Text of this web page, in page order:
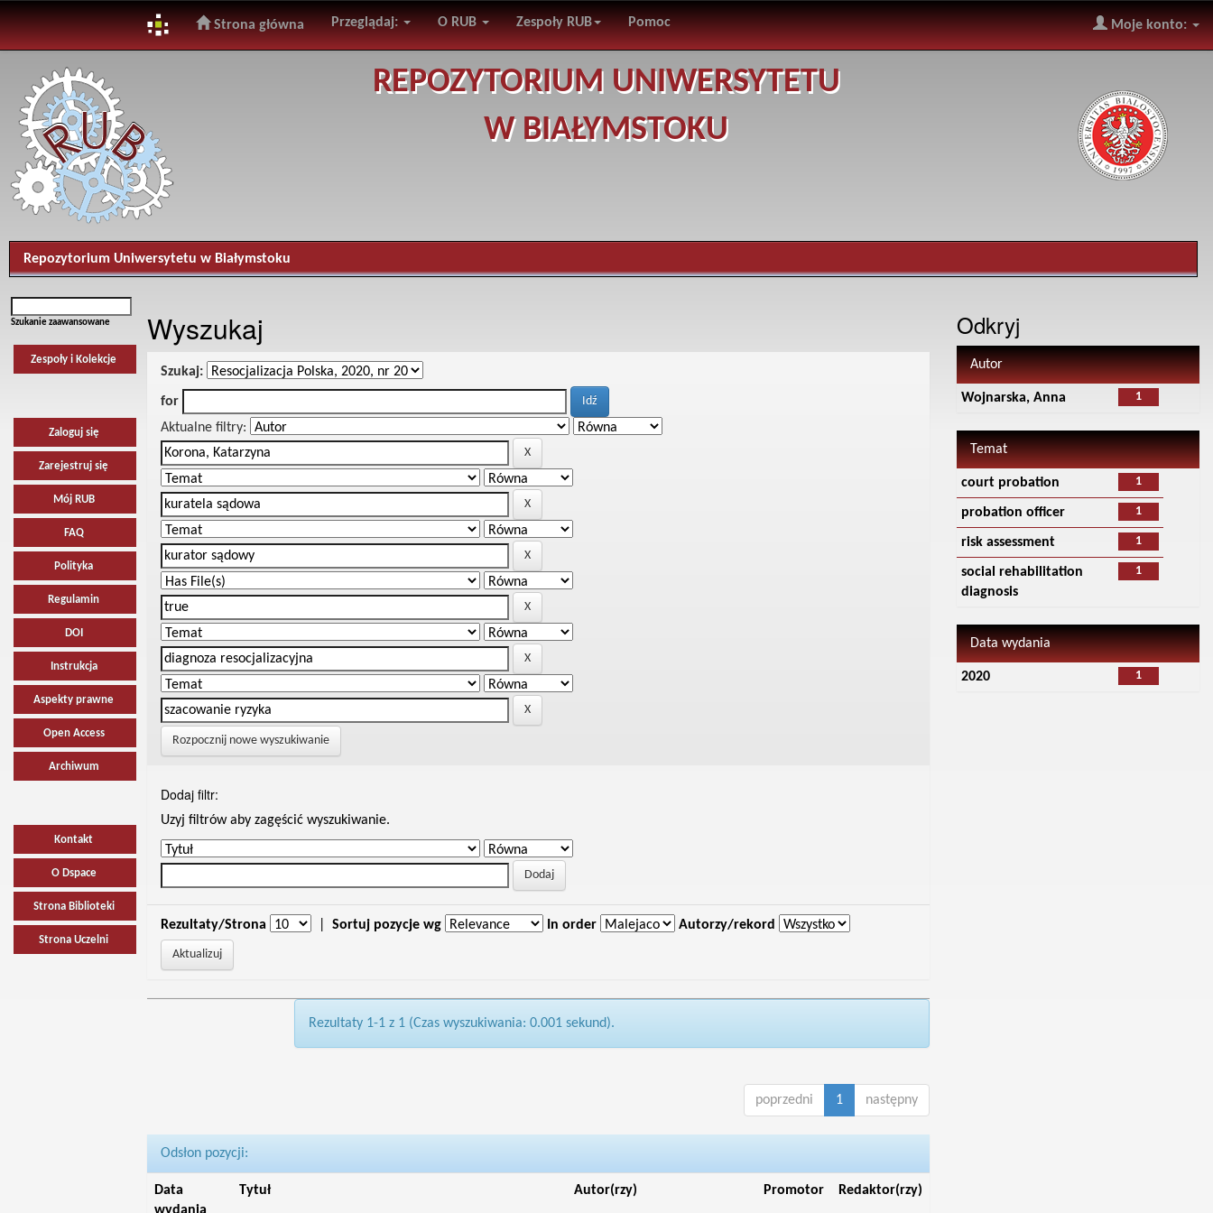
navigation
Strona główna Przeglądaj: O RUB Zespoły RUB Pomoc Moje konto:
REPOZYTORIUM UNIWERSYTETU
W BIAŁYMSTOKU
Repozytorium Uniwersytetu w Białymstoku
Szukanie zaawansowane
Zespoły i Kolekcje
Zaloguj się
Zarejestruj się
Mój RUB
FAQ
Polityka
Regulamin
DOI
Instrukcja
Aspekty prawne
Open Access
Archiwum
Kontakt
O Dspace
Strona Biblioteki
Strona Uczelni
Wyszukaj
Szukaj:
for
Aktualne filtry:
Rozpocznij nowe wyszukiwanie
Dodaj filtr:
Uzyj filtrów aby zagęścić wyszukiwanie.
Rezultaty/Strona Sortuj pozycje wg In order Autorzy/rekord
Rezultaty 1-1 z 1 (Czas wyszukiwania: 0.001 sekund).
poprzedni 1 następny
Odsłon pozycji:
Data
Tytuł Autor(rzy) Promotor Redaktor(rzy)
Odkryj
Autor
1
Wojnarska, Anna
Temat
1
court probation
1
probation officer
1
risk assessment
1
social rehabilitation
diagnosis
Data wydania
1
2020